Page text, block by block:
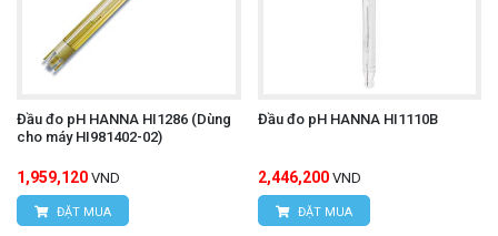
Đầu đo pH HANNA HI1286 (Dùng
cho máy HI981402-02)
1,959,120 VND
ĐẶT MUA
Đầu đo pH HANNA HI1110B
2,446,200 VND
ĐẶT MUA